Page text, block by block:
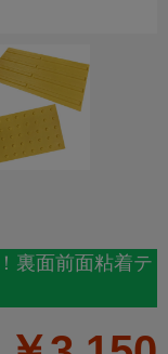
裏面前面粘着テ